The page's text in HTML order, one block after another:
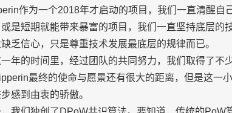
作为一个2018年才启动的项目，我们一直清醒自
是短期就能带来暴富的项目，我们一直坚持底层的
乏信心，只是尊重技术发展最底层的规律而已。
年的时间里，经过团队的共同努力，我们取得了不
最终的使命与愿景还有很大的距离，但是这一
感到由衷的骄傲。